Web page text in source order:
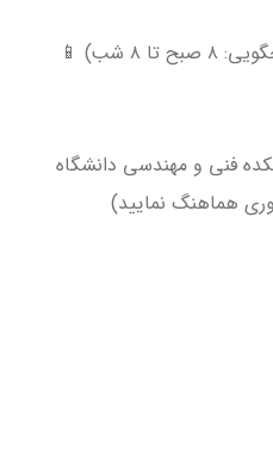
فنی و مهندسی دانشگاه
هماهنگ نمایید)